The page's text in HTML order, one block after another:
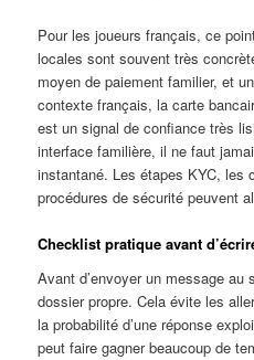
Pour les joueurs français, ce
locales sont souvent très
moyen de paiement familier, et
contexte français, la carte
est un signal de confiance très
interface familière, il ne faut
instantané. Les étapes KYC, les
procédures de sécurité peuvent
Checklist pratique avant
Avant d’envoyer un message
dossier propre. Cela évite les
la probabilité d’une réponse
peut faire gagner beaucoup de